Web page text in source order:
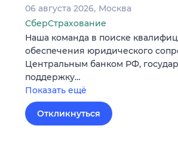
06 августа 2026 Москва
СберСтрахование
Наша команда в поиске
обеспечения юридического
Центральным банком РФ,
поддержку…
Показать ещё
Откликнуться